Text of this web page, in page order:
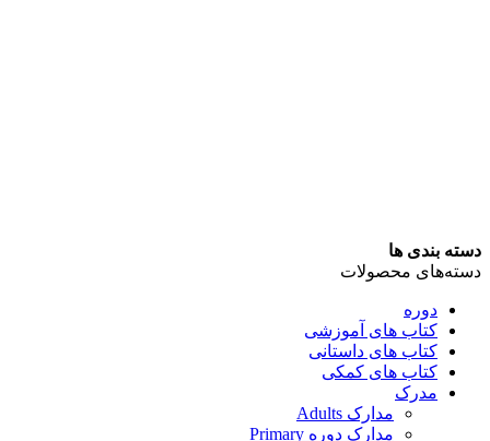
دسته بندی ها
دسته‌های محصولات
دوره
کتاب های آموزشی
کتاب های داستانی
کتاب های کمکی
مدرک
مدارک Adults
مدارک دوره Primary